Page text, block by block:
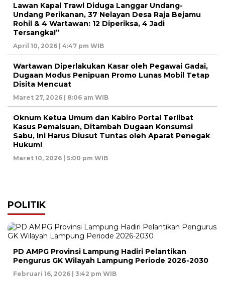
Lawan Kapal Trawl Diduga Langgar Undang-
Undang Perikanan, 37 Nelayan Desa Raja Bejamu
Rohil & 4 Wartawan: 12 Diperiksa, 4 Jadi
Tersangka!”
April 10, 2026 | 4:47 pm WIB
Wartawan Diperlakukan Kasar oleh Pegawai Gadai,
Dugaan Modus Penipuan Promo Lunas Mobil Tetap
Disita Mencuat
Maret 27, 2026 | 8:06 am WIB
Oknum Ketua Umum dan Kabiro Portal Terlibat
Kasus Pemalsuan, Ditambah Dugaan Konsumsi
Sabu, Ini Harus Diusut Tuntas oleh Aparat Penegak
Hukum!
Maret 10, 2026 | 5:00 pm WIB
POLITIK
PD AMPG Provinsi Lampung Hadiri Pelantikan
Pengurus GK Wilayah Lampung Periode 2026-2030
Februari 16, 2026 | 3:42 pm WIB